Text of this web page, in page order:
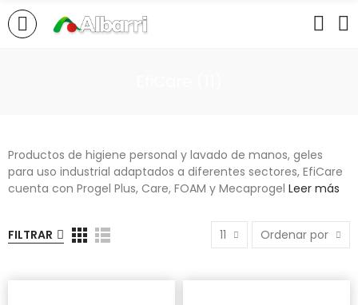
Productos de higiene personal y lavado de manos, geles
para uso industrial adaptados a diferentes sectores, EfiCare
cuenta con Progel Plus, Care, FOAM y Mecaprogel Leer más
FILTRAR 11 Ordenar por